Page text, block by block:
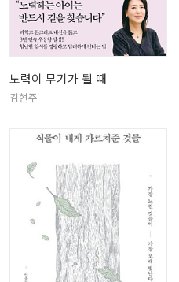
노력이 무기가 될 때
김현주